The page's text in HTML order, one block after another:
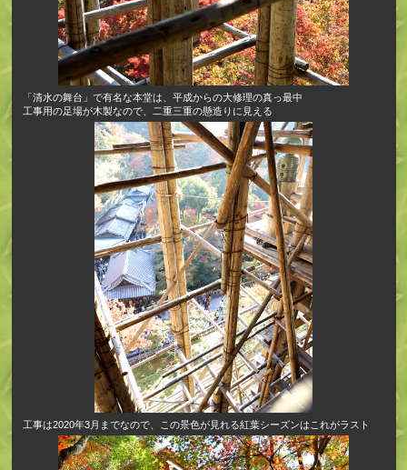
「清水の舞台」で有名な本堂は、平成からの大修理の真っ最中
工事用の足場が木製なので、二重三重の懸造りに見える
工事は2020年3月までなので、この景色が見れる紅葉シーズンはこれがラスト